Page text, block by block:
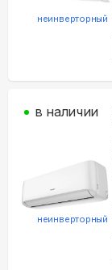
неинверторный
неинверторный
в наличии